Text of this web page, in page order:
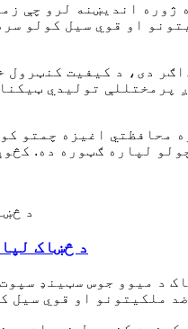
ژوره اندیښنه لرو چې
او قوي سیل کولو
دی، د کیفیت کنټرول
پرمختللې تولیدي
محافظتي اغیزه چمتو
د څښاک